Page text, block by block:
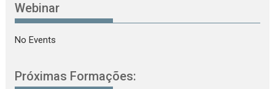
Webinar
No Events
Próximas Formações: